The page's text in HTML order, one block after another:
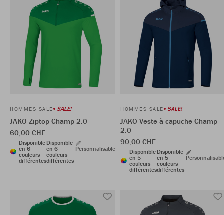
HOMMES SALE SALE!
JAKO Ziptop Champ 2.0
60,00 CHF
Disponible
en 6
couleurs
différentes
Disponible
en 6
couleurs
différentes
Personnalisable
HOMMES SALE SALE!
JAKO Veste à capuche Champ
2.0
90,00 CHF
Disponible
en 5
couleurs
différentes
Disponible
en 5
couleurs
différentes